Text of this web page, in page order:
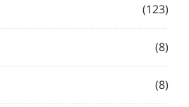
(123)
(8)
(8)